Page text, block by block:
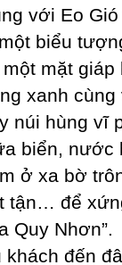
với Eo
biểu
mặt
xanh
núi hùng vĩ
biển, nước
ở xa bờ
tận… để
Quy Nhơn”.
khách đến